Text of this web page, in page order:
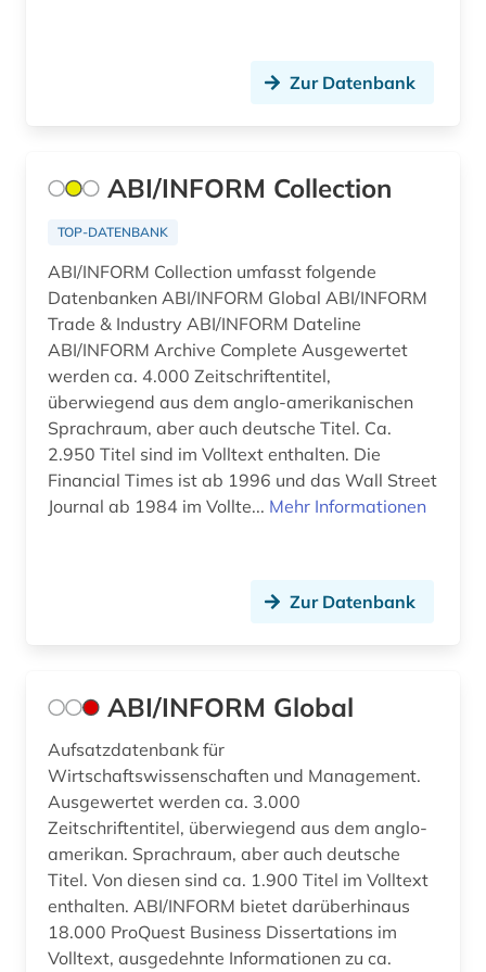
betriebswirtschaft (18)
betriebswirtschaftslehre (26)
betrug (1)
bevölkerung (3)
bevölkerungsentwicklung (1)
bevölkerungsforschung (1)
bevölkerungsstatistik (7)
bibliotheksbestand (1)
bibliothekskatalog plus (1)
bilanz (13)
bilanzanalyse (2)
bilanzdaten (1)
Zur Datenbank
ABI/INFORM Collection
TOP-DATENBANK
ABI/INFORM Collection umfasst folgende
Datenbanken ABI/INFORM Global ABI/INFORM
Trade & Industry ABI/INFORM Dateline
ABI/INFORM Archive Complete Ausgewertet
werden ca. 4.000 Zeitschriftentitel,
überwiegend aus dem anglo-amerikanischen
Sprachraum, aber auch deutsche Titel. Ca.
2.950 Titel sind im Volltext enthalten. Die
Financial Times ist ab 1996 und das Wall Street
Journal ab 1984 im Vollte... Mehr Informationen
Zur Datenbank
ABI/INFORM Global
Aufsatzdatenbank für
Wirtschaftswissenschaften und Management.
Ausgewertet werden ca. 3.000
Zeitschriftentitel, überwiegend aus dem anglo-
amerikan. Sprachraum, aber auch deutsche
Titel. Von diesen sind ca. 1.900 Titel im Volltext
enthalten. ABI/INFORM bietet darüberhinaus
18.000 ProQuest Business Dissertations im
Volltext, ausgedehnte Informationen zu ca.